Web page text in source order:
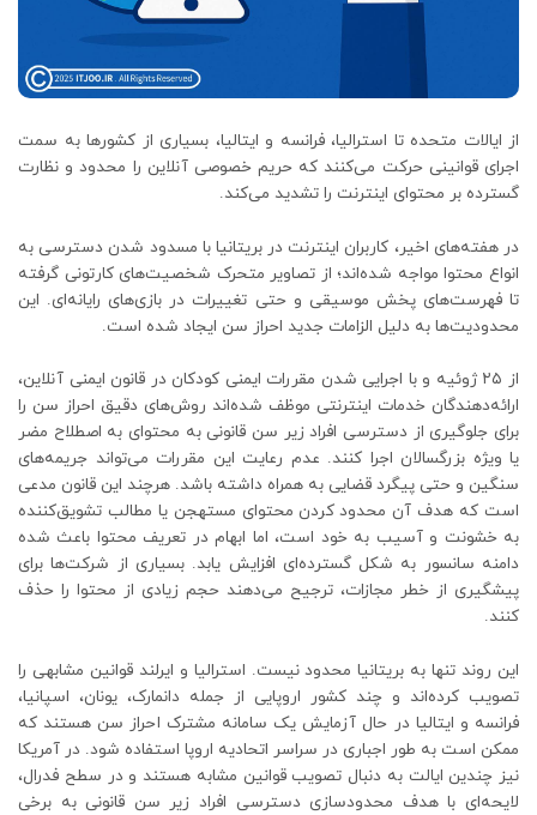
از ایالات متحده تا استرالیا، فرانسه و ایتالیا، بسیاری از کشورها به سمت
اجرای قوانینی حرکت می‌کنند که حریم خصوصی آنلاین را محدود و نظارت
گسترده بر محتوای اینترنت را تشدید می‌کند.
در هفته‌های اخیر، کاربران اینترنت در بریتانیا با مسدود شدن دسترسی به
انواع محتوا مواجه شده‌اند؛ از تصاویر متحرک شخصیت‌های کارتونی گرفته
تا فهرست‌های پخش موسیقی و حتی تغییرات در بازی‌های رایانه‌ای. این
محدودیت‌ها به دلیل الزامات جدید احراز سن ایجاد شده است.
از ۲۵ ژوئیه و با اجرایی شدن مقررات ایمنی کودکان در قانون ایمنی آنلاین،
ارائه‌دهندگان خدمات اینترنتی موظف شده‌اند روش‌های دقیق احراز سن را
برای جلوگیری از دسترسی افراد زیر سن قانونی به محتوای به اصطلاح مضر
یا ویژه بزرگسالان اجرا کنند. عدم رعایت این مقررات می‌تواند جریمه‌های
سنگین و حتی پیگرد قضایی به همراه داشته باشد. هرچند این قانون مدعی
است که هدف آن محدود کردن محتوای مستهجن یا مطالب تشویق‌کننده
به خشونت و آسیب به خود است، اما ابهام در تعریف محتوا باعث شده
دامنه سانسور به شکل گسترده‌ای افزایش یابد. بسیاری از شرکت‌ها برای
پیشگیری از خطر مجازات، ترجیح می‌دهند حجم زیادی از محتوا را حذف
کنند.
این روند تنها به بریتانیا محدود نیست. استرالیا و ایرلند قوانین مشابهی را
تصویب کرده‌اند و چند کشور اروپایی از جمله دانمارک، یونان، اسپانیا،
فرانسه و ایتالیا در حال آزمایش یک سامانه مشترک احراز سن هستند که
ممکن است به طور اجباری در سراسر اتحادیه اروپا استفاده شود. در آمریکا
نیز چندین ایالت به دنبال تصویب قوانین مشابه هستند و در سطح فدرال،
لایحه‌ای با هدف محدودسازی دسترسی افراد زیر سن قانونی به برخی